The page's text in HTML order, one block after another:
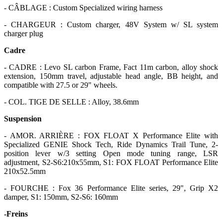
- CÂBLAGE : Custom Specialized wiring harness
- CHARGEUR : Custom charger, 48V System w/ SL system
charger plug
Cadre
- CADRE : Levo SL carbon Frame, Fact 11m carbon, alloy shock
extension, 150mm travel, adjustable head angle, BB height, and
compatible with 27.5 or 29" wheels.
- COL. TIGE DE SELLE : Alloy, 38.6mm
Suspension
- AMOR. ARRIÈRE : FOX FLOAT X Performance Elite with
Specialized GENIE Shock Tech, Ride Dynamics Trail Tune, 2-
position lever w/3 setting Open mode tuning range, LSR
adjustment, S2-S6:210x55mm, S1: FOX FLOAT Performance Elite
210x52.5mm
- FOURCHE : Fox 36 Performance Elite series, 29", Grip X2
damper, S1: 150mm, S2-S6: 160mm
-Freins